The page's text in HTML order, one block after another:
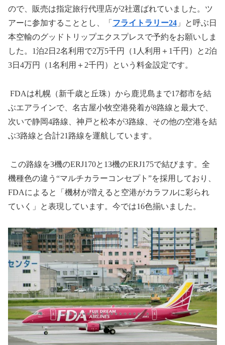
ので、販売は指定旅行代理店が2社選ばれていました。ツ
アーに参加することとし、「 フライトラリー24 」と呼ぶ日
本空輸のグッドトリップエクスプレスで予約をお願いしま
した。 1泊2 日 2名利用で2万5千円（1 人利用＋ 1千円）と 2泊
3日 4万円（1名利用＋ 2千円）という料金設定です。
FDAは札幌（新千歳と丘珠）から鹿児島まで17都市を結
ぶエアラインで、名古屋小牧空港発着が8路線と最大で、
次いで静岡4路線、神戸と松本が3路線、その他の空港を結
ぶ3路線と合計21 路線を運航しています。
この路線を3機のERJ170と 13機のERJ175で結びます。全
機種色の違う “マルチカラーコンセプト ”を採用しており、
FDAによると「機材が増えると空港がカラフルに彩られ
ていく」と表現しています。今では16色揃いました。